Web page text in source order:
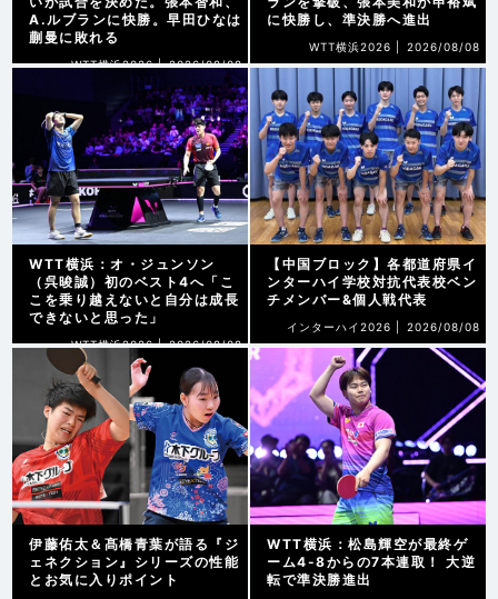
A.ルブランに快勝。早田ひなは
蒯曼に敗れる
WTT横浜2026 | 2026/08/08
に快勝し、準決勝へ進出
WTT横浜2026 | 2026/08/08
WTT横浜：オ・ジュンソン
（呉晙誠）初のベスト4へ「こ
こを乗り越えないと自分は成長
できないと思った」
WTT横浜2026 | 2026/08/08
【中国ブロック】各都道府県イ
ンターハイ学校対抗代表校ベン
チメンバー&個人戦代表
インターハイ2026 | 2026/08/08
伊藤佑太＆髙橋青葉が語る『ジ
ェネクション』シリーズの性能
とお気に入りポイント
WTT横浜：松島輝空が最終ゲ
ーム4-8からの7本連取！ 大逆
転で準決勝進出